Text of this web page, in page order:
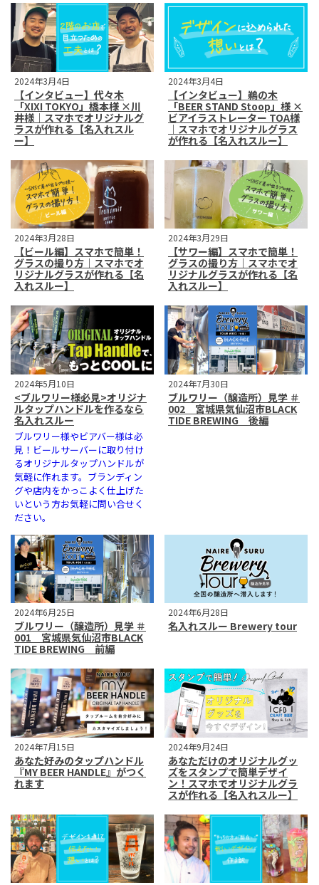
2024年3月4日
【インタビュー】代々木
「XIXI TOKYO」橋本様 ×川
井様｜スマホでオリジナルグ
ラスが作れる【名入れスル
ー】
2024年3月4日
【インタビュー】鵜の木
「BEER STAND Stoop」様 ×
ビアイラストレーター TOA様
｜スマホでオリジナルグラス
が作れる【名入れスルー】
2024年3月28日
【ビール編】スマホで簡単！
グラスの撮り方｜スマホでオ
リジナルグラスが作れる【名
入れスルー】
2024年3月29日
【サワー編】スマホで簡単！
グラスの撮り方｜スマホでオ
リジナルグラスが作れる【名
入れスルー】
2024年5月10日
<ブルワリー様必見>オリジナ
ルタップハンドルを作るなら
名入れスルー
ブルワリー様やビアバー様は必
見！ビールサーバーに取り付け
るオリジナルタップハンドルが
気軽に作れます。ブランディン
グや店内をかっこよく仕上げた
いという方お気軽に問い合せく
ださい。
2024年7月30日
ブルワリー（醸造所）見学 ＃
002 宮城県気仙沼市BLACK
TIDE BREWING 後編
2024年6月25日
ブルワリー（醸造所）見学 ＃
001 宮城県気仙沼市BLACK
TIDE BREWING 前編
2024年6月28日
名入れスルー Brewery tour
2024年7月15日
あなた好みのタップハンドル
『MY BEER HANDLE』がつく
れます
2024年9月24日
あなただけのオリジナルグッ
ズをスタンプで簡単デザイ
ン！スマホでオリジナルグラ
スが作れる【名入れスルー】